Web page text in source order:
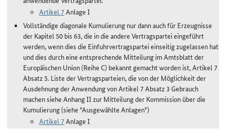
Artikel 7Anlage I
Vollständige diagonale Kumulierung nur dann auch für Erzeugnisse
der Kapitel 50 bis 63, die in die andere Vertragspartei eingeführt
werden, wenn dies die Einfuhrvertragspartei einseitig zugelassen hat
und dies durch eine entsprechende Mitteilung im Amtsblatt der
Europäischen Union (Reihe C) bekannt gemacht worden ist, Artikel 7
Absatz 5. Liste der Vertragsparteien, die von der Möglichkeit der
Ausdehnung der Anwendung von Artikel 7 Absatz 3 Gebrauch
machen siehe Anhang II zur Mitteilung der Kommission über die
Kumulierung (siehe "Ausgewählte Anlagen")
Artikel 7Anlage I